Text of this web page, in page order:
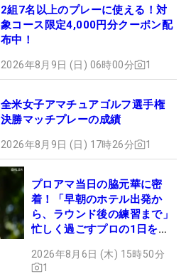
2組7名以上のプレーに使える！対
象コース限定4,000円分クーポン配
布中！
2026年8月9日 (日) 06時00分 1
全米女子アマチュアゴルフ選手権
決勝マッチプレーの成績
2026年8月9日 (日) 17時26分 1
プロアマ当日の脇元華に密
着！「早朝のホテル出発か
ら、ラウンド後の練習まで」
忙しく過ごすプロの1日を公
2026年8月6日 (木) 15時50分
1